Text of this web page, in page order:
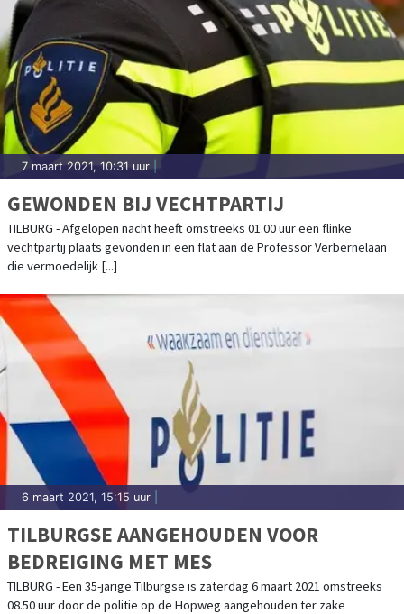
7 maart 2021, 10:31 uur
GEWONDEN BIJ VECHTPARTIJ
TILBURG - Afgelopen nacht heeft omstreeks 01.00 uur een flinke
vechtpartij plaats gevonden in een flat aan de Professor Verbernelaan
die vermoedelijk [...]
6 maart 2021, 15:15 uur
TILBURGSE AANGEHOUDEN VOOR
BEDREIGING MET MES
TILBURG - Een 35-jarige Tilburgse is zaterdag 6 maart 2021 omstreeks
08.50 uur door de politie op de Hopweg aangehouden ter zake